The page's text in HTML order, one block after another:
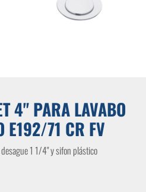
4" PARA LAVABO
E192/71 CR FV
1 1/4" y sifon plástico